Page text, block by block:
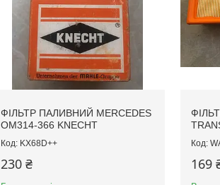
ФІЛЬТР ПАЛИВНИЙ MERCEDES
OM314-366 KNECHT
KX68D++
230 ₴ 169